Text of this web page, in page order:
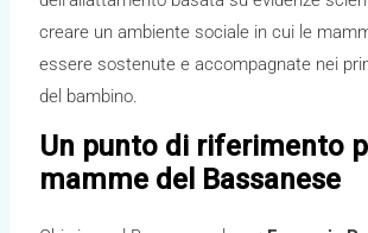
creare un ambiente sociale in cui le
essere sostenute e accompagnate nei
del bambino.
Un punto di riferimento
mamme del Bassanese